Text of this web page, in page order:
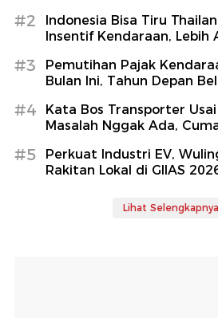
#2
Indonesia Bisa Tiru
Insentif Kendaraan, Lebih
#3
Pemutihan Pajak
Bulan Ini, Tahun Depan
#4
Kata Bos Transporter Usai
Masalah Nggak Ada,
#5
Perkuat Industri EV,
Rakitan Lokal di GIIAS
Lihat Selengkapnya